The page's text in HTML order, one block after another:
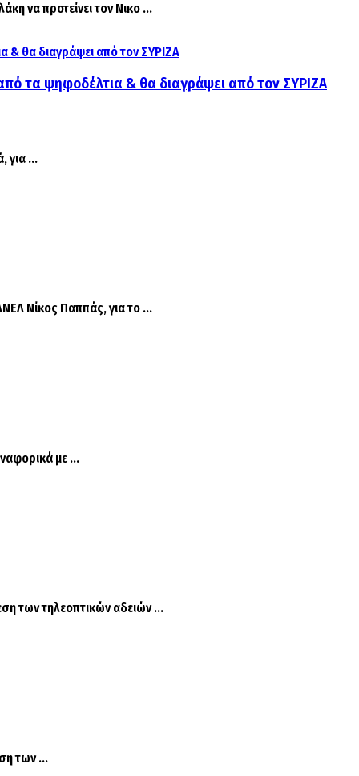
να προτείνει τον Νικο ...
τα ψηφοδέλτια & θα διαγράψει από τον ΣΥΡΙΖΑ
για ...
Νίκος Παππάς, για το ...
με ...
των τηλεοπτικών αδειών ...
των ...